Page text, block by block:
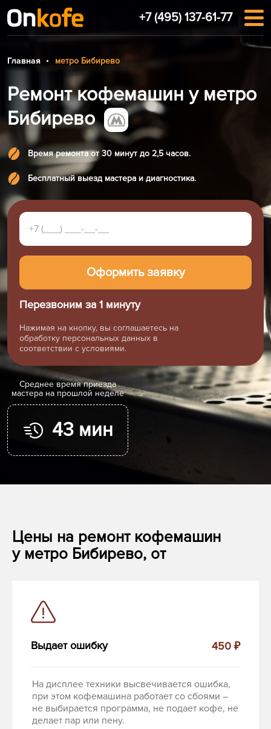
+7 (495) 137-61-77
Главная метро Бибирево
Ремонт кофемашин у метро
Бибирево
Время ремонта от 30 минут до 2,5 часов.
Бесплатный выезд мастера и диагностика.
Перезвоним за 1 минуту
Нажимая на кнопку, вы соглашаетесь на
обработку персональных данных в
соответствии с условиями.
Cреднее время приезда
мастера на прошлой неделе
43 мин
Цены на ремонт кофемашин
у метро Бибирево, от
Выдает ошибку 450 ₽
На дисплее техники высвечивается ошибка,
при этом кофемашина работает со сбоями –
не выбирается программа, не подает кофе, не
делает пар или пену.